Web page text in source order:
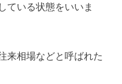
ている状態をいいま
来相場などと呼ばれた